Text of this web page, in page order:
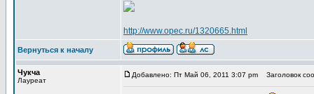
http://www.opec.ru/1320665.html
Вернуться к началу
Чукча
Лауреат
Добавлено: Пт Май 06, 2011 3:07 pm Заголовок